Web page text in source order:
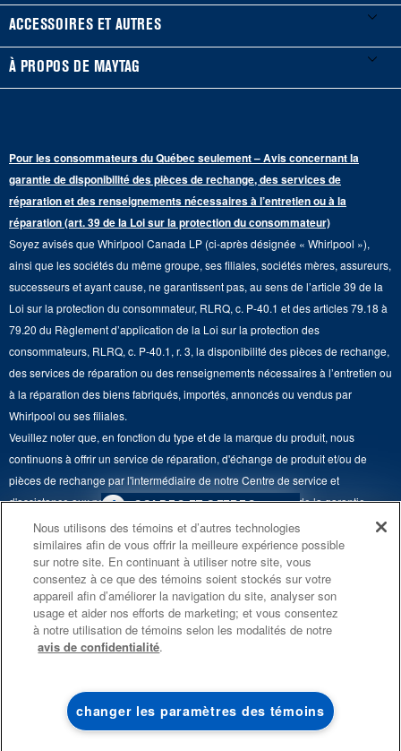
Guides et documentation
Planifier une installation
Programmes de service prolongé
Pièces de rechange
Aide sur les produits
Suivre ma commande
Services de livraison et d'installation
Retours et échanges
Accessibilité
Services d'abonnement
Résidents du Québec
Laveuses à chargement frontal
Laveuses à chargement vertical
Sécheuses au gaz
Piédestaux de lessive
Qualité Commerciale
Duos de Lessive
Réfrigérateurs
Portes françaises
Cuisinières
Fours muraux
Hottes
Fours à micro-ondes
ACCESSOIRES ET AUTRES
Accessoires
À PROPOS DE MAYTAG
Communiquez avec nous
Monsieur Maytag
Carrières
Whirlpool et Corporation
Whirlpool au Canada
Pour les consommateurs du Québec seulement – Avis concernant la
garantie de disponibilité des pièces de rechange, des services de
réparation et des renseignements nécessaires à l’entretien ou à la
réparation (art. 39 de la Loi sur la protection du consommateur)
Soyez avisés que Whirlpool Canada LP (ci-après désignée « Whirlpool »),
ainsi que les sociétés du même groupe, ses filiales, sociétés mères, assureurs,
successeurs et ayant cause, ne garantissent pas, au sens de l’article 39 de la
Loi sur la protection du consommateur, RLRQ, c. P-40.1 et des articles 79.18 à
79.20 du Règlement d’application de la Loi sur la protection des
consommateurs, RLRQ, c. P-40.1, r. 3, la disponibilité des pièces de rechange,
des services de réparation ou des renseignements nécessaires à l’entretien ou
à la réparation des biens fabriqués, importés, annoncés ou vendus par
Whirlpool ou ses filiales.
Veuillez noter que, en fonction du type et de la marque du produit, nous
continuons à offrir un service de réparation, d'échange de produit et/ou de
pièces de rechange par l'intermédiaire de notre Centre de service et
d'assistance aux propriétaires, sous réserve des conditions de la garantie
limitée du fabricant. Pour plus d'informations, veuillez consulter les sites Web
de nos différentes marques sous la rubrique « Service et assistance » ou
appeler le 1-800-807-6777. Pour InSinkErator, appelez le 1-800-561-1700.
Ce marchand en ligne est situé au 200-6750, avenue Century, Mississauga
(Ontario) L5N 0B7. ®/TM © 2026 Maytag. Tous droits réservés.
Communiquez avec nous
4 SOLDES ET OFFRES
PROMOTION DES
ENSEMBLES DE CUISINE
Finit le 8/26/26
ÉCONOMISEZ JUSQU’À 300 $*
à l’achat de plusieurs électroménagers de
cuisine admissibles Maytag®
MAGASINEZ
ACTUELLEMENT
DISPONIBLE
CENTRE DE
MAGASINEZ
Nous utilisons des témoins et d’autres technologies
similaires afin de vous offrir la meilleure expérience possible
sur notre site. En continuant à utiliser notre site, vous
consentez à ce que des témoins soient stockés sur votre
appareil afin d’améliorer la navigation du site, analyser son
usage et aider nos efforts de marketing; et vous consentez
à notre utilisation de témoins selon les modalités de notre
avis de confidentialité.
changer les paramètres des témoins